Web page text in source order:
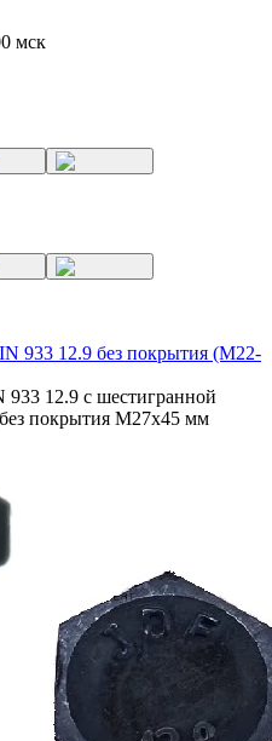
мск
933 12.9 без покрытия (M22-
12.9 с шестигранной
покрытия M27x45 мм